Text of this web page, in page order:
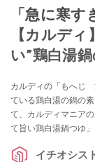
「急に寒
【カルデ
い”鶏白湯
カルディの「もへじ
ている鶏白湯の鍋の
て、カルディマニア
て旨い鶏白湯鍋つゆ
イチオシス